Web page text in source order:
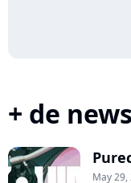
+ de
May 29,